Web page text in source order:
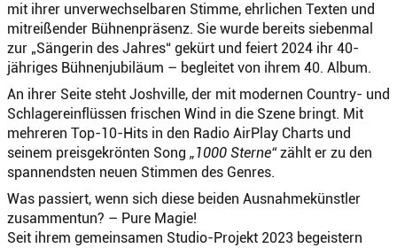
mit ihrer unverwechselbaren Stimme, ehrlichen Texten und
mitreißender Bühnenpräsenz. Sie wurde bereits siebenmal
zur „Sängerin des Jahres“ gekürt und feiert 2024 ihr 40-
jähriges Bühnenjubiläum – begleitet von ihrem 40. Album.
An ihrer Seite steht Joshville, der mit modernen Country- und
Schlagereinflüssen frischen Wind in die Szene bringt. Mit
mehreren Top-10-Hits in den Radio AirPlay Charts und
seinem preisgekrönten Song „1000 Sterne“ zählt er zu den
spannendsten neuen Stimmen des Genres.
Was passiert, wenn sich diese beiden Ausnahmekünstler
zusammentun? – Pure Magie!
Seit ihrem gemeinsamen Studio-Projekt 2023 begeistern